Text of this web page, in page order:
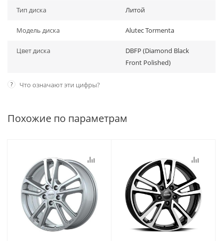
Тип диска Литой
Модель диска Alutec Tormenta
Цвет диска
DBFP (Diamond Black
Front Polished)
? Что означают эти цифры?
Похожие по параметрам